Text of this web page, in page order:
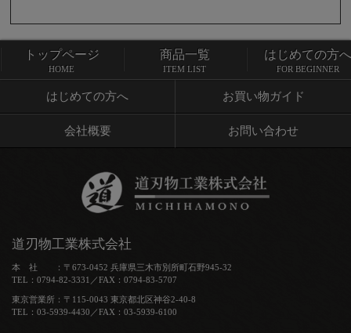
トップページ 商品一覧
はじめての方へ お買い物ガイド
会社概要 お問い合わせ
トップページ
HOME
商品一覧
ITEM LIST
はじめての方へ
FOR BEGINNER
道刃物工業株式会社
本 社 ：〒673-0452 兵庫県三木市別所町石野945-32
TEL：0794-82-3331／FAX：0794-83-5707
東京営業所：〒115-0043 東京都北区神谷2-40-8
TEL：03-5939-4430／FAX：03-5939-6100